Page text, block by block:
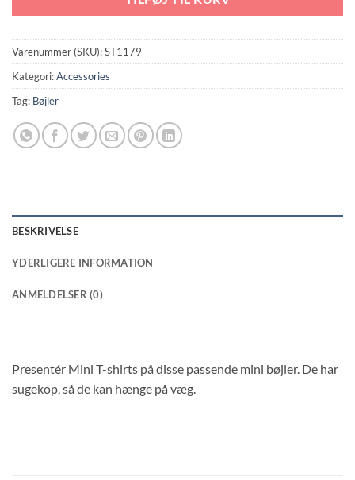
Varenummer (SKU):ST1179
Kategori:Accessories
Tag: Bøjler
BESKRIVELSE
YDERLIGERE INFORMATION
ANMELDELSER (0)
Presentér Mini T-shirts på disse passende mini bøjler. De har
sugekop, så de kan hænge på væg.